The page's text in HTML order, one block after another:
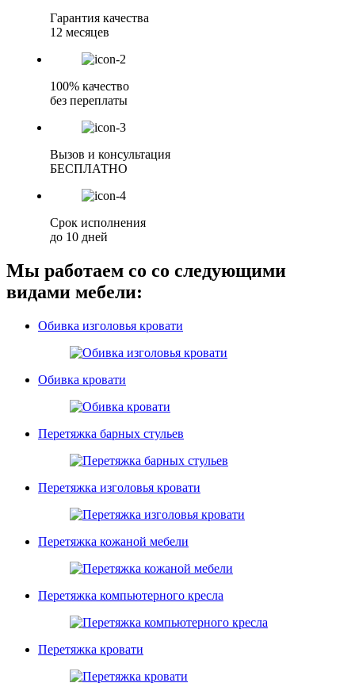
Гарантия качества
12 месяцев
100% качество
без переплаты
Вызов и консультация
БЕСПЛАТНО
Срок исполнения
до 10 дней
Мы работаем со со следующими
видами мебели:
Обивка изголовья кровати
Обивка кровати
Перетяжка барных стульев
Перетяжка изголовья кровати
Перетяжка кожаной мебели
Перетяжка компьютерного кресла
Перетяжка кровати